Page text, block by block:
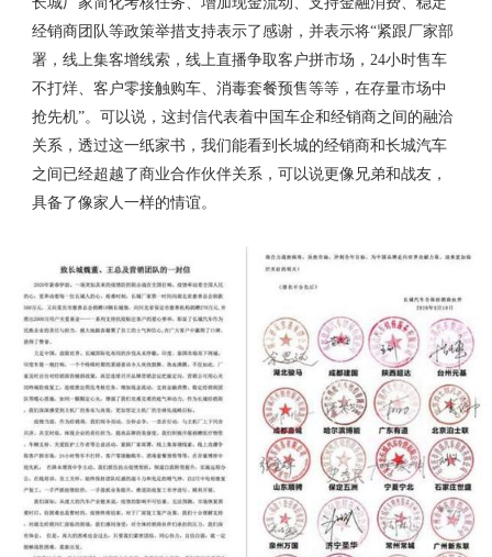
经销商团队等政策举措支持表示了感谢，并表示将“紧跟厂家部
署，线上集客增线索，线上直播争取客户拼市场，24小时售车
不打烊、客户零接触购车、消毒套餐预售等等，在存量市场中
抢先机”。可以说，这封信代表着中国车企和经销商之间的融洽
关系，透过这一纸家书，我们能看到长城的经销商和长城汽车
之间已经超越了商业合作伙伴关系，可以说更像兄弟和战友，
具备了像家人一样的情谊。